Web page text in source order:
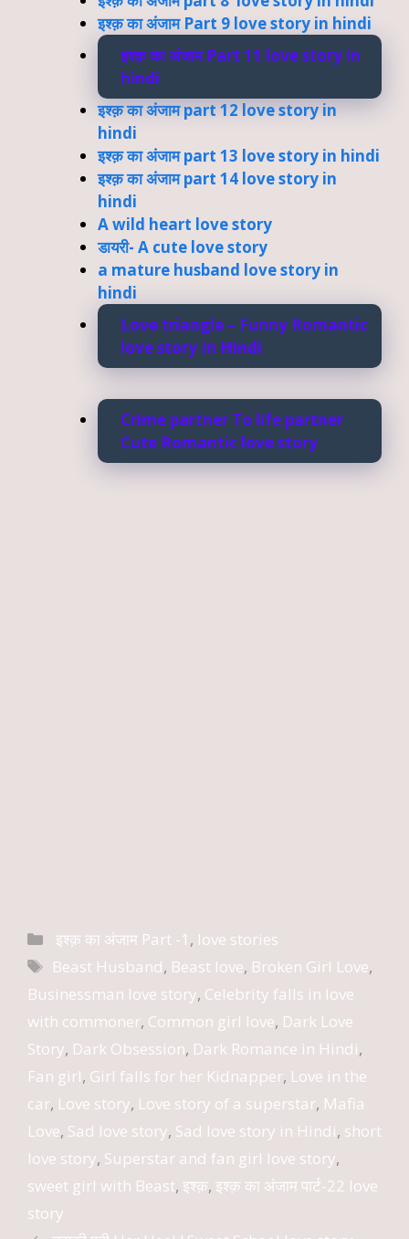
इश्क़ का अंजाम Part 9 love story in hindi
इश्क़ का अंजाम Part 11 love story in
hindi
इश्क़ का अंजाम part 12 love story in
hindi
इश्क़ का अंजाम part 13 love story in hindi
इश्क़ का अंजाम part 14 love story in
hindi
A wild heart love story
डायरी- A cute love story
a mature husband love story in
hindi
Love triangle – Funny Romantic
love story In Hindi
Crime partner To life partner
Cute Romantic love story
Categories
इश्क़ का अंजाम Part -1 , love stories
Tags
Beast Husband, Beast love, Broken Girl Love,
Businessman love story, Celebrity falls in love
with commoner, Common girl love, Dark Love
Story, Dark Obsession, Dark Romance in Hindi,
Fan girl, Girl falls for her Kidnapper, Love in the
car, Love story, Love story of a superstar, Mafia
Love, Sad love story, Sad love story in Hindi, short
love story, Superstar and fan girl love story,
sweet girl with Beast, इश्क़, इश्क़ का अंजाम पार्ट-22 love
story